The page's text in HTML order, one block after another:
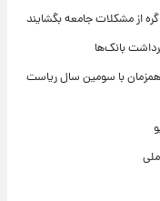
از مشکلات جامعه بگشایند
بانک‌ها
با سومین سال ریاست